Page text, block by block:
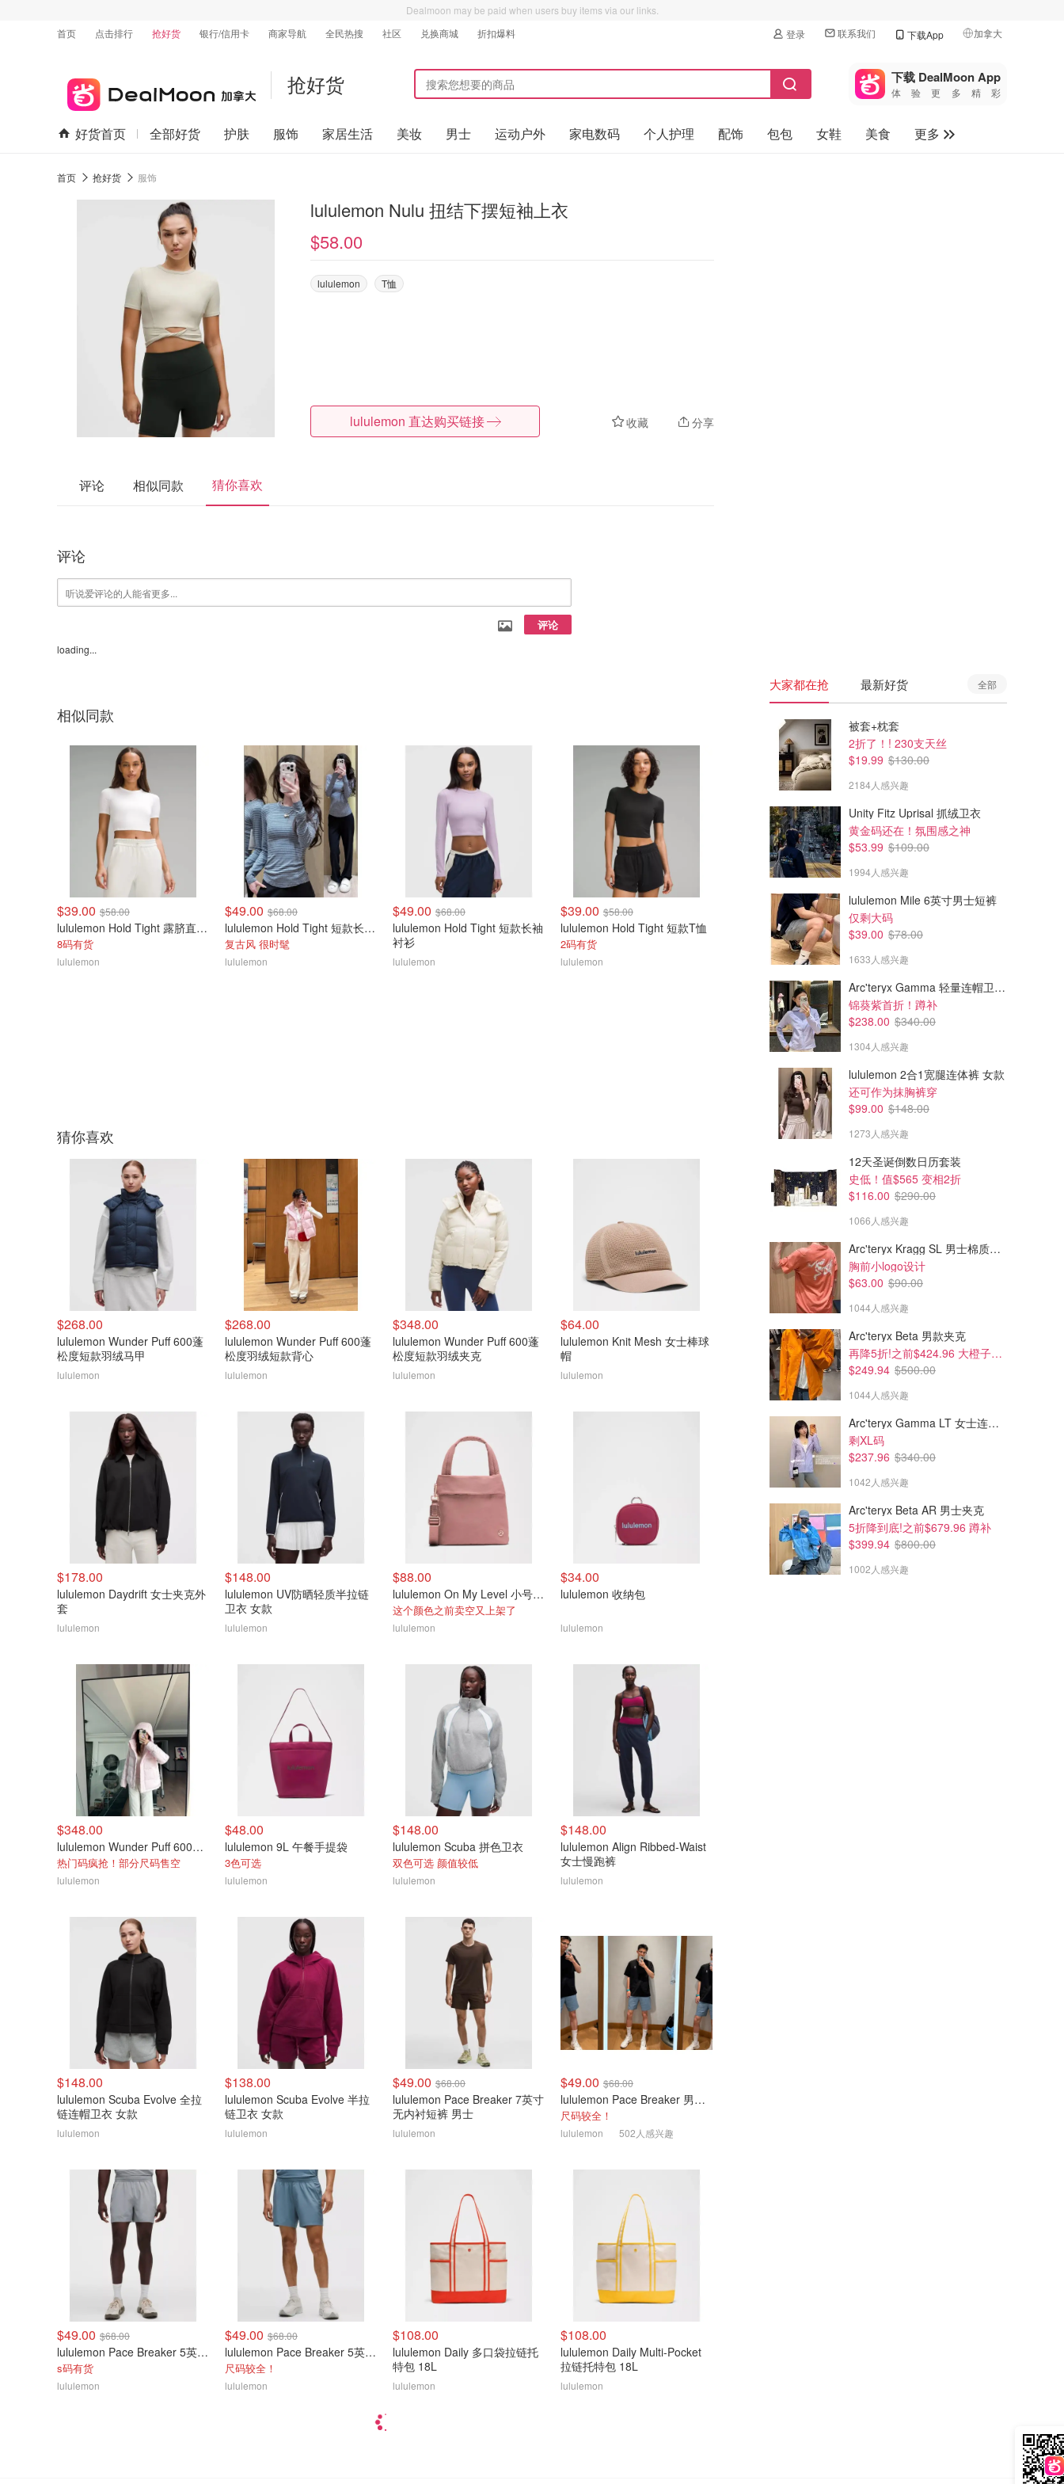
Dealmoon may be paid when users buy items via our links.
首页
点击排行 抢好货 银行/信用卡 商家导航 全民热搜 社区 兑换商城 折扣爆料 登录 联系我们 下载App 加拿大
🇺🇸
美国
🇨🇳中国
🇨🇦加拿大
抢好货 下载 DealMoon App
体验更多精彩
好货首页 全部好货 护肤 服饰 家居生活 美妆 男士 运动户外 家电数码 个人护理 配饰 包包 女鞋 美食
更多
首页 抢好货 服饰
lululemon Nulu 扭结下摆短袖上衣
$58.00
lululemon T恤
收藏 分享
lululemon 直达购买链接
评论 相似同款 猜你喜欢
评论
评论
loading...
相似同款
$39.00 $58.00
lululemon Hold Tight 露脐直筒T恤 女款短袖
8码有货
lululemon
$49.00 $68.00
lululemon Hold Tight 短款长袖上衣
复古风 很时髦
lululemon
$49.00 $68.00
lululemon Hold Tight 短款长袖
衬衫
lululemon
$39.00 $58.00
lululemon Hold Tight 短款T恤
2码有货
lululemon
$58.00
Hold Tight 短袖女上衣
无敌显瘦推荐 首降3色可选
$39.00
3色可选！万能基础款
lululemon
猜你喜欢
$268.00
lululemon Wunder Puff 600蓬
松度短款羽绒马甲
lululemon
$268.00
lululemon Wunder Puff 600蓬
松度羽绒短款背心
lululemon
$348.00
lululemon Wunder Puff 600蓬
松度短款羽绒夹克
lululemon
$64.00
lululemon Knit Mesh 女士棒球
帽
lululemon
$178.00
lululemon Daydrift 女士夹克外
套
lululemon
$148.00
lululemon UV防晒轻质半拉链
卫衣 女款
lululemon
$88.00
lululemon On My Level 小号手提包 5L
这个颜色之前卖空又上架了
lululemon
$34.00
lululemon 收纳包
lululemon
$348.00
lululemon Wunder Puff 600蓬松羽绒夹克
热门码疯抢！部分尺码售空
lululemon
$48.00
lululemon 9L 午餐手提袋
3色可选
lululemon
$148.00
lululemon Scuba 拼色卫衣
双色可选 颜值较低
lululemon
$148.00
lululemon Align Ribbed-Waist
女士慢跑裤
lululemon
$148.00
lululemon Scuba Evolve 全拉
链连帽卫衣 女款
lululemon
$138.00
lululemon Scuba Evolve 半拉
链卫衣 女款
lululemon
$49.00 $68.00
lululemon Pace Breaker 7英寸
无内衬短裤 男士
lululemon
$49.00 $68.00
lululemon Pace Breaker 男款短裤 7英寸
尺码较全！
lululemon 502人感兴趣
$49.00 $68.00
lululemon Pace Breaker 5英寸男士短裤
s码有货
lululemon
$49.00 $68.00
lululemon Pace Breaker 5英寸无内衬短裤 男款
尺码较全！
lululemon
$108.00
lululemon Daily 多口袋拉链托
特包 18L
lululemon
$108.00
lululemon Daily Multi-Pocket
拉链托特包 18L
lululemon
大家都在抢 最新好货 全部
被套+枕套
2折了！! 230支天丝
$19.99 $130.00
2184人感兴趣
Unity Fitz Uprisal 抓绒卫衣
黄金码还在！氛围感之神
$53.99 $109.00
1994人感兴趣
lululemon Mile 6英寸男士短裤
仅剩大码
$39.00 $78.00
1633人感兴趣
Arc'teryx Gamma 轻量连帽卫衣 女款
锦葵紫首折！蹲补
$238.00 $340.00
1304人感兴趣
lululemon 2合1宽腿连体裤 女款
还可作为抹胸裤穿
$99.00 $148.00
1273人感兴趣
12天圣诞倒数日历套装
史低！值$565 变相2折
$116.00 $290.00
1066人感兴趣
Arc'teryx Kragg SL 男士棉质短袖T恤
胸前小logo设计
$63.00 $90.00
1044人感兴趣
Arc'teryx Beta 男款夹克
再降5折!之前$424.96 大橙子好显白 蹲补
$249.94 $500.00
1044人感兴趣
Arc'teryx Gamma LT 女士连帽夹克
剩XL码
$237.96 $340.00
1042人感兴趣
Arc'teryx Beta AR 男士夹克
5折降到底!之前$679.96 蹲补
$399.94 $800.00
1002人感兴趣